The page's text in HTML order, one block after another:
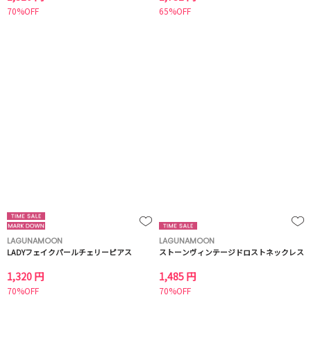
70%OFF 65%OFF
LAGUNAMOON
LADYフェイクパールチェリーピアス
1,320 円
70%OFF
LAGUNAMOON
ストーンヴィンテージドロストネックレス
1,485 円
70%OFF